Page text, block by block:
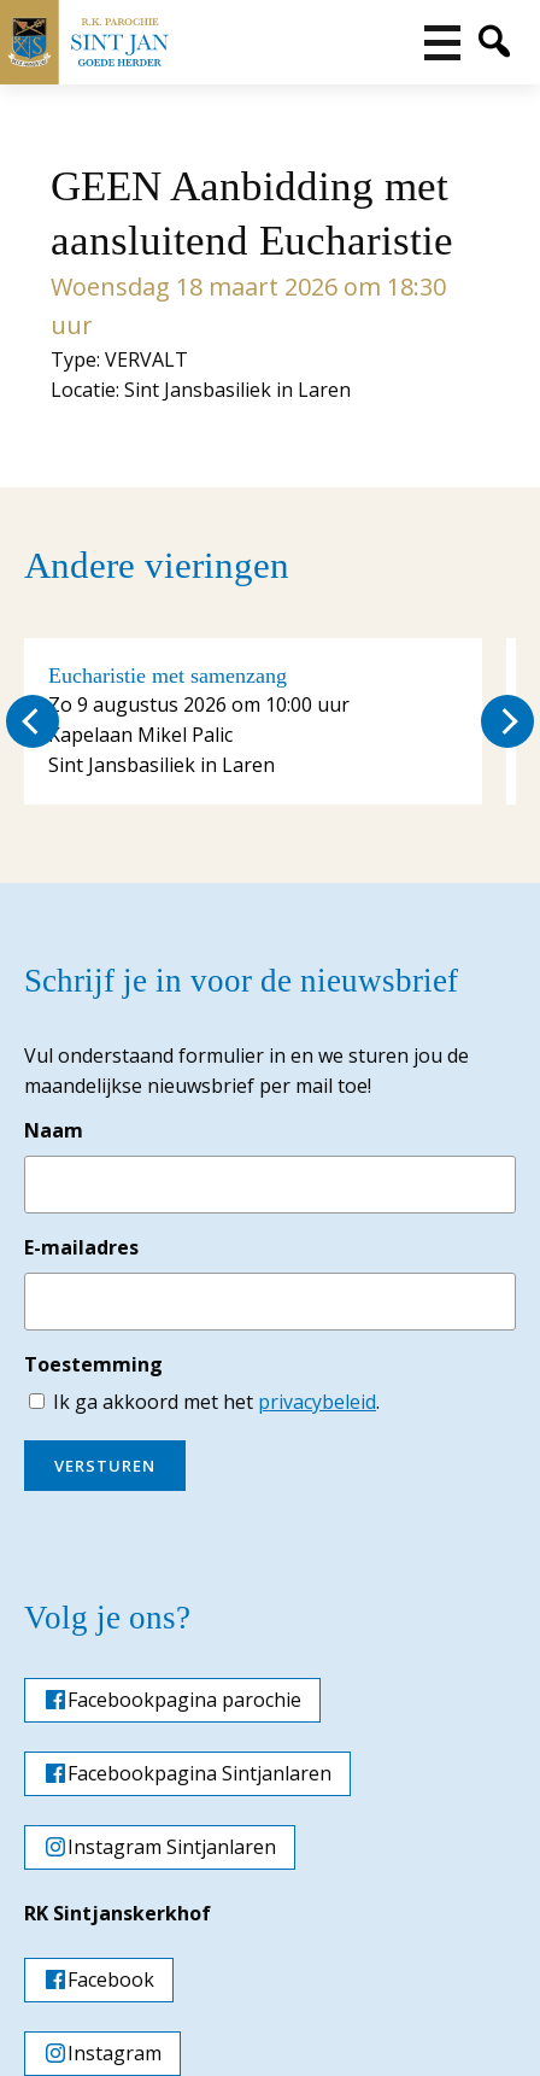
GEEN Aanbidding met
aansluitend Eucharistie
Woensdag 18 maart 2026 om 18:30
uur
Type: VERVALT
Locatie: Sint Jansbasiliek in Laren
Andere vieringen
Eucharistie met samenzang
Zo 9 augustus 2026 om 10:00 uur
Kapelaan Mikel Palic
Sint Jansbasiliek in Laren
Schrijf je in voor de nieuwsbrief
Vul onderstaand formulier in en we sturen jou de
maandelijkse nieuwsbrief per mail toe!
Naam
E-mailadres
Toestemming
Ik ga akkoord met het privacybeleid.
VERSTUREN
Volg je ons?
Facebookpagina parochie
Facebookpagina Sintjanlaren
Instagram Sintjanlaren
RK Sintjanskerkhof
Facebook
Instagram